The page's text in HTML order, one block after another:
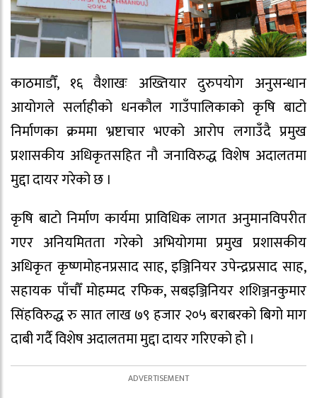
काठमाडौँ, १६ वैशाखः अख्तियार दुरुपयोग अनुसन्धान
आयोगले सर्लाहीको धनकौल गाउँपालिकाको कृषि बाटो
निर्माणका क्रममा भ्रष्टाचार भएको आरोप लगाउँदै प्रमुख
प्रशासकीय अधिकृतसहित नौ जनाविरुद्ध विशेष अदालतमा
मुद्दा दायर गरेको छ ।
कृषि बाटो निर्माण कार्यमा प्राविधिक लागत अनुमानविपरीत
गएर अनियमितता गरेको अभियोगमा प्रमुख प्रशासकीय
अधिकृत कृष्णमोहनप्रसाद साह, इञ्जिनियर उपेन्द्रप्रसाद साह,
सहायक पाँचौँ मोहम्मद रफिक, सबइञ्जिनियर शशिञ्जनकुमार
सिंहविरुद्ध रु सात लाख ७९ हजार २०५ बराबरको बिगो माग
दाबी गर्दै विशेष अदालतमा मुद्दा दायर गरिएको हो ।